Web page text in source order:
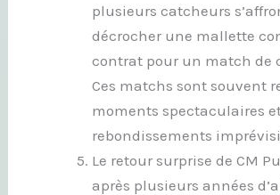
plusieurs catcheurs
décrocher une mallette
contrat pour un match de
Ces matchs sont souvent
moments spectaculaires
rebondissements
Le retour surprise de CM
après plusieurs années